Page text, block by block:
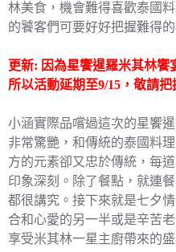
林美食，機會難得喜歡泰國
的饕客們可要好好把握難得的
更新: 因為星饗暹羅米其林饗
所以活動延期至9/15，敬請
小涵實際品嚐過這次的星饗
非常驚艷，和傳統的泰國料
方的元素卻又忠於傳統，每
印象深刻。除了餐點，就連
都很講究。接下來就是七夕
合和心愛的另一半或是辛苦
享受米其林一星主廚帶來的盛